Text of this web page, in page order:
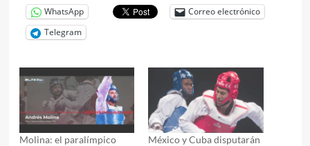
WhatsApp
Correo electrónico
Telegram
Molina: el paralímpico
México y Cuba disputarán